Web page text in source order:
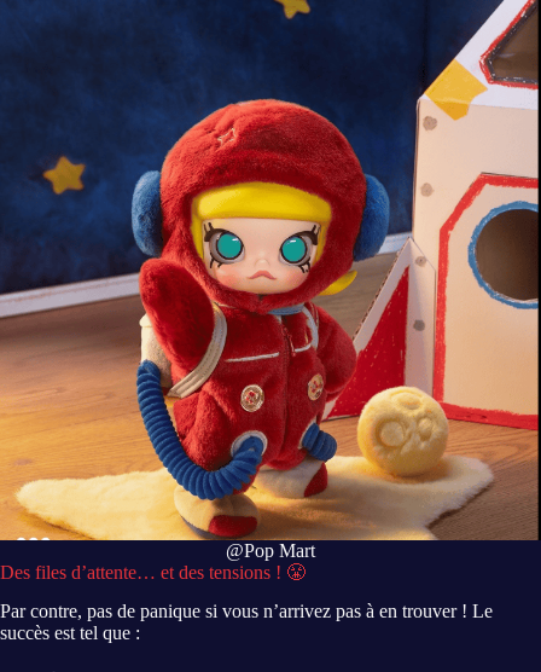
@Pop Mart
Des files d’attente… et des tensions ! 😤
Par contre, pas de panique si vous n’arrivez pas à en trouver ! Le
succès est tel que :